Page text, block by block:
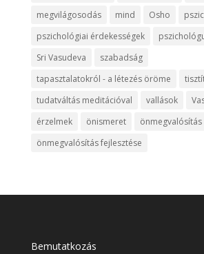
megvilágosodás
mind Osho
pszichológiai érdekességek
Sri Vasudeva
szabadság
tapasztalatokról - a létezés öröme
tudatváltás meditációval
vallások
érzelmek
önismeret
önmegvalósítás
önmegvalósítás fejlesztése
Bemutatkozás